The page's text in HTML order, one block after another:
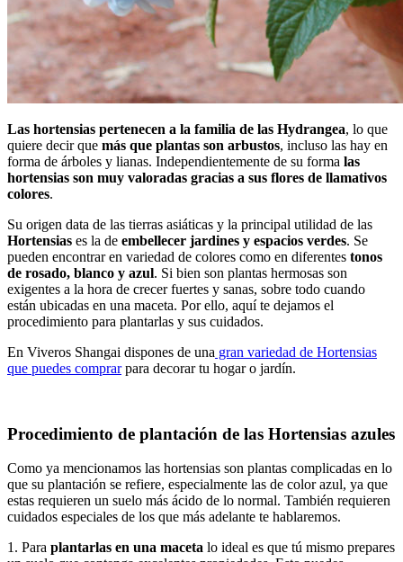
Las hortensias pertenecen a la familia de las Hydrangea, lo que
quiere decir que más que plantas son arbustos, incluso las hay en
forma de árboles y lianas. Independientemente de su forma las
hortensias son muy valoradas gracias a sus flores de llamativos
colores.
Su origen data de las tierras asiáticas y la principal utilidad de las
Hortensias es la de embellecer jardines y espacios verdes. Se
pueden encontrar en variedad de colores como en diferentes tonos
de rosado, blanco y azul. Si bien son plantas hermosas son
exigentes a la hora de crecer fuertes y sanas, sobre todo cuando
están ubicadas en una maceta. Por ello, aquí te dejamos el
procedimiento para plantarlas y sus cuidados.
En Viveros Shangai dispones de una gran variedad de Hortensias
que puedes comprarpara decorar tu hogar o jardín.
Procedimiento de plantación de las Hortensias azules
Como ya mencionamos las hortensias son plantas complicadas en lo
que su plantación se refiere, especialmente las de color azul, ya que
estas requieren un suelo más ácido de lo normal. También requieren
cuidados especiales de los que más adelante te hablaremos.
1. Para plantarlas en una maceta lo ideal es que tú mismo prepares